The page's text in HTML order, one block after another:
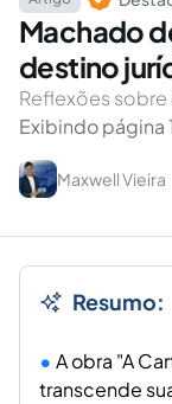
Machado
destino
Reflexões
Exibindo página
Maxwell Vieira
Resumo:
A obra "A
transcende